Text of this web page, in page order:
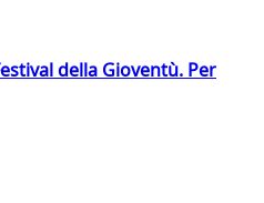
della Gioventù. Per